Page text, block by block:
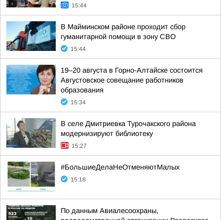
15:44
В Майминском районе проходит сбор
гуманитарной помощи в зону СВО
15:44
19–20 августа в Горно-Алтайске состоится
Августовское совещание работников
образования
15:34
В селе Дмитриевка Турочакского района
модернизируют библиотеку
15:27
#БольшиеДелаНеОтменяютМалых
15:18
По данным Авиалесоохраны,